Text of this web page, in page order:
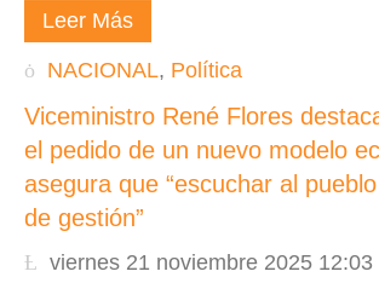
Leer Más
NACIONAL, Política
Viceministro René Flores
el pedido de un nuevo modelo
asegura que “escuchar al
de gestión”
viernes 21 noviembre 2025 12:03